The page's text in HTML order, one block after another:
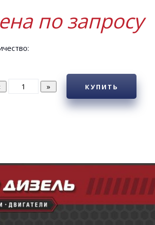
по запросу
КУПИТЬ